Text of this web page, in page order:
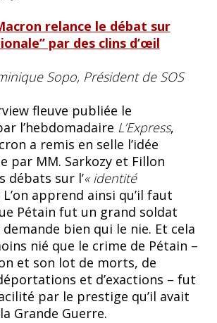
relance le débat sur
par des clins d’œil
Sopo, Président de SOS
fleuve publiée le
l’hebdomadaire L’Express,
a remis en selle l’idée
par MM. Sarkozy et Fillon
débats sur l’« identité
apprend ainsi qu’il faut
Pétain fut un grand soldat
demande bien qui le nie. Et cela
nié que le crime de Pétain –
et son lot de morts, de
et d’exactions – fut
par le prestige qu’il avait
Grande Guerre.